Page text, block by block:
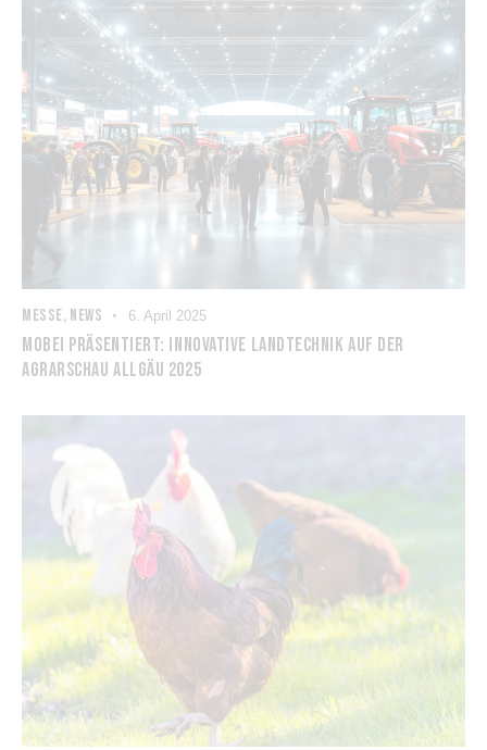
MESSE, NEWS 6. April 2025
MOBEI PRÄSENTIERT: INNOVATIVE LANDTECHNIK AUF DER
AGRARSCHAU ALLGÄU 2025